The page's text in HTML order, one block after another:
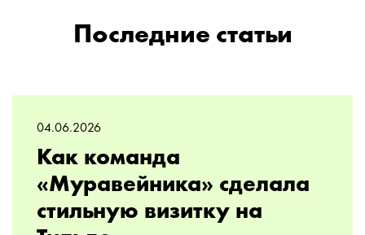
Последние статьи
04.06.2026
Как команда
«Муравейника» сделала
стильную визитку на